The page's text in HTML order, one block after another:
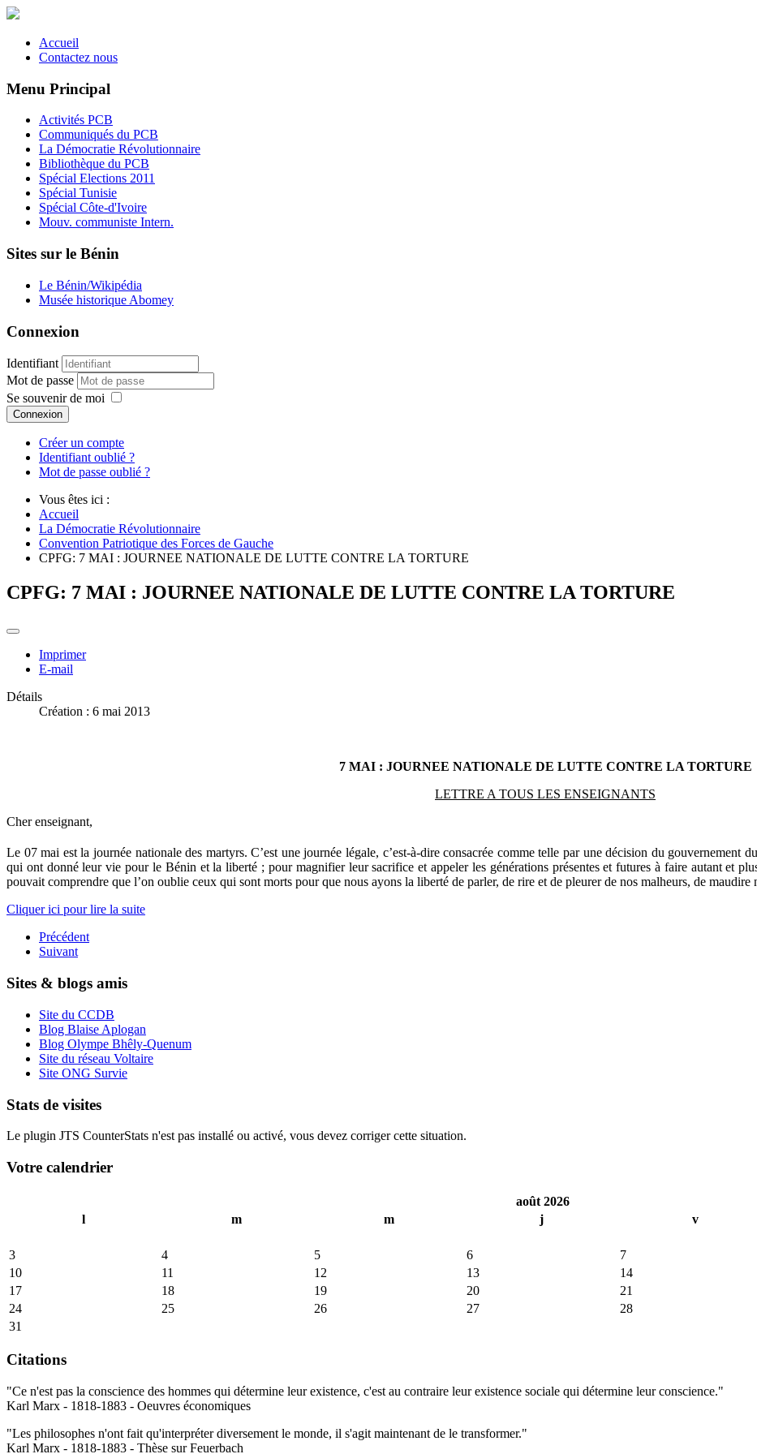
Accueil
Contactez nous
Menu Principal
Activités PCB
Communiqués du PCB
La Démocratie Révolutionnaire
Bibliothèque du PCB
Spécial Elections 2011
Spécial Tunisie
Spécial Côte-d'Ivoire
Mouv. communiste Intern.
Sites sur le Bénin
Le Bénin/Wikipédia
Musée historique Abomey
Connexion
Identifiant
Mot de passe
Se souvenir de moi
Connexion
Créer un compte
Identifiant oublié ?
Mot de passe oublié ?
Vous êtes ici :
Accueil
La Démocratie Révolutionnaire
Convention Patriotique des Forces de Gauche
CPFG: 7 MAI : JOURNEE NATIONALE DE LUTTE CONTRE LA TORTURE
CPFG: 7 MAI : JOURNEE NATIONALE DE LUTTE CONTRE LA TORTURE
Imprimer
E-mail
Détails
Création : 6 mai 2013
7 MAI : JOURNEE NATIONALE DE LUTTE CONTRE LA TORTURE
LETTRE A TOUS LES ENSEIGNANTS
Cher enseignant,
Le 07 mai est la journée nationale des martyrs. C’est une journée légale, c’est-à-dire consacrée comme telle par une décision du gouvernement
qui ont donné leur vie pour le Bénin et la liberté ; pour magnifier leur sacrifice et appeler les générations présentes et futures à faire autant et
pouvait comprendre que l’on oublie ceux qui sont morts pour que nous ayons la liberté de parler, de rire et de pleurer de nos malheurs, de
Cliquer ici pour lire la suite
Précédent
Suivant
Sites & blogs amis
Site du CCDB
Blog Blaise Aplogan
Blog Olympe Bhêly-Quenum
Site du réseau Voltaire
Site ONG Survie
Stats de visites
Le plugin JTS CounterStats n'est pas installé ou activé, vous devez corriger cette situation.
Votre calendrier
août 2026
l
m m j v
3
4 5 6 7
10
11 12 13 14
17
18 19 20 21
24
25 26 27 28
31
Citations
"Ce n'est pas la conscience des hommes qui détermine leur existence, c'est au contraire leur existence sociale qui détermine leur conscience."
Karl Marx - 1818-1883 - Oeuvres économiques
"Les philosophes n'ont fait qu'interpréter diversement le monde, il s'agit maintenant de le transformer."
Karl Marx - 1818-1883 - Thèse sur Feuerbach